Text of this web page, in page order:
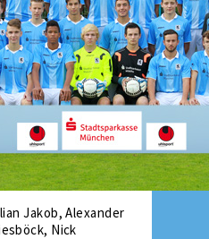
Jakob, Alexander
Nick